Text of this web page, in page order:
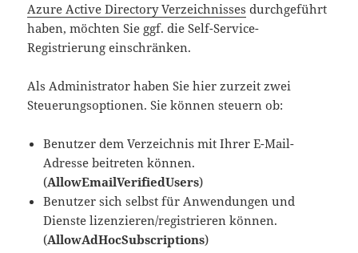
Azure Active Directory Verzeichnisses durchgeführt
haben, möchten Sie ggf. die Self-Service-
Registrierung einschränken.
Als Administrator haben Sie hier zurzeit zwei
Steuerungsoptionen. Sie können steuern ob:
Benutzer dem Verzeichnis mit Ihrer E-Mail-
Adresse beitreten können.
(AllowEmailVerifiedUsers)
Benutzer sich selbst für Anwendungen und
Dienste lizenzieren/registrieren können.
(AllowAdHocSubscriptions)